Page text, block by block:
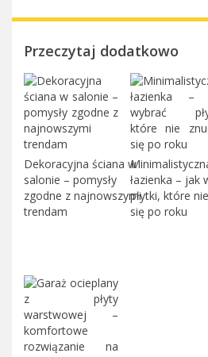
Przeczytaj dodatkowo
Dekoracyjna ściana w
salonie – pomysły
zgodne z najnowszymi
trendam
łazienka – jak
płytki, które
się po roku